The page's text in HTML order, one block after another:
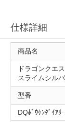
仕様詳細
商品名
ドラゴンクエ
スライムシル
型番
DQﾎﾞｳｹﾝﾀﾞｲｱﾘ